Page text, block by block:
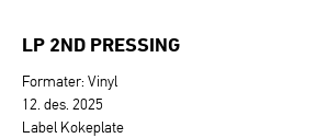
LP 2ND PRESSING
Formater: Vinyl
12. des. 2025
Label Kokeplate